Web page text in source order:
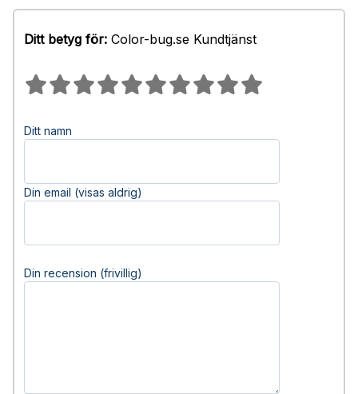
Ditt betyg för: Color-bug.se Kundtjänst
Ditt namn
Din email (visas aldrig)
Din recension (frivillig)